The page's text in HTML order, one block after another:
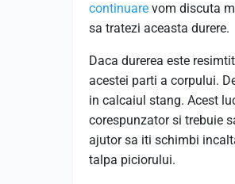
continuare vom discuta
sa tratezi aceasta durere.
Daca durerea este
acestei parti a corpului.
in calcaiul stang. Acest
corespunzator si trebuie
ajutor sa iti schimbi
talpa piciorului.